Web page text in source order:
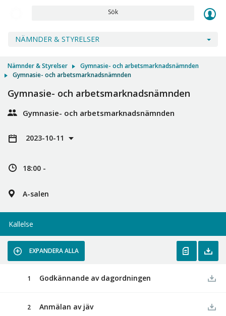
Sök
NÄMNDER & STYRELSER
Nämnder & Styrelser
Gymnasie- och arbetsmarknadsnämnden
Gymnasie- och arbetsmarknadsnämnden
Gymnasie- och arbetsmarknadsnämnden
Gymnasie- och arbetsmarknadsnämnden
2023-10-11
18:00 -
A-salen
Kallelse
EXPANDERA ALLA
1 Godkännande av dagordningen
2 Anmälan av jäv